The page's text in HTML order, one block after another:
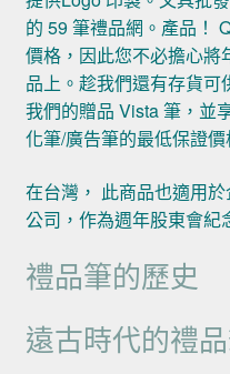
的 59 筆禮品網。產品！
價格，因此您不必擔心將
品上。趁我們還有存貨
我們的贈品 Vista 筆，並
化筆/廣告筆的最低保證價
在台灣， 此商品也適用
公司，作為週年股東會紀
禮品筆的歷史
遠古時代的禮